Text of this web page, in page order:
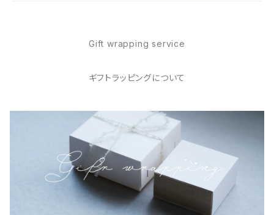
Gift wrapping service
ギフトラッピングについて